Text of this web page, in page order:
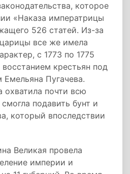
которое
«Наказа императрицы
526 статей. Из-за
все же имела
с 1773 по 1775
крестьян под
Емельяна Пугачева.
охватила почти всю
подавить бунт и
который впоследствии
Великая провела
империи и